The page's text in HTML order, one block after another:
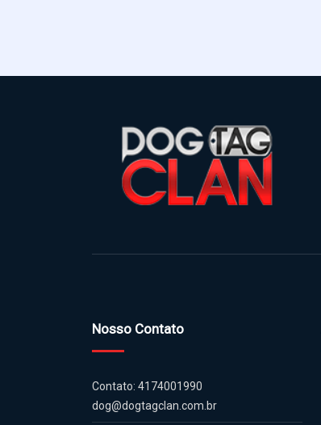
Nosso Contato
Contato: 4174001990
dog@dogtagclan.com.br